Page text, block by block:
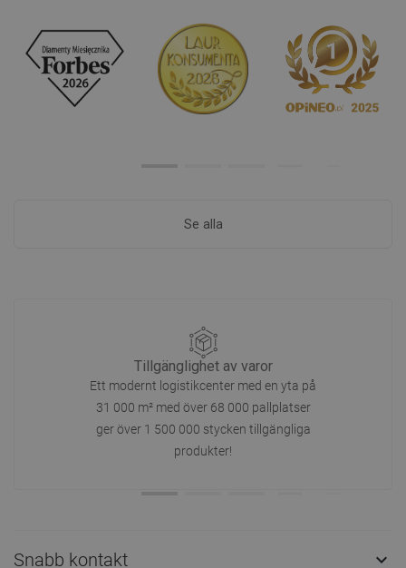
Se alla
Tillgänglighet av varor
Ett modernt logistikcenter med en yta på
31 000 m² med över 68 000 pallplatser
ger över 1 500 000 stycken tillgängliga
produkter!
Snabb kontakt 